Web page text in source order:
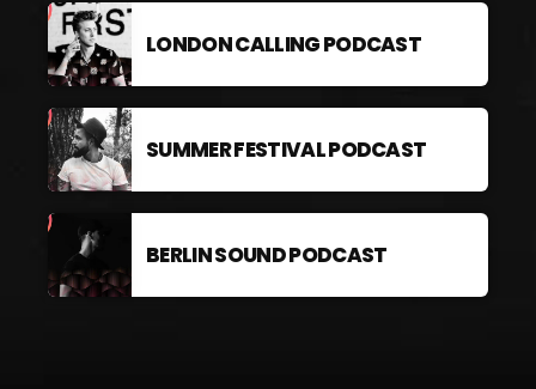
LONDON CALLING PODCAST
SUMMER FESTIVAL PODCAST
BERLIN SOUND PODCAST